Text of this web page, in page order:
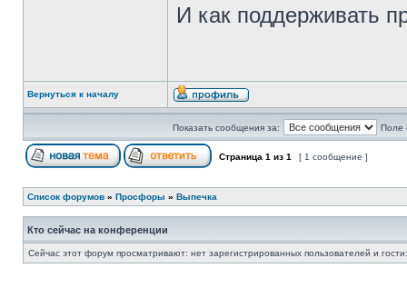
И как поддерживать
Вернуться к началу
Показать сообщения за: Поле
Страница 1 из 1 [ 1 сообщение ]
Список форумов » Просфоры » Выпечка
Кто сейчас на конференции
Сейчас этот форум просматривают: нет зарегистрированных пользователей и